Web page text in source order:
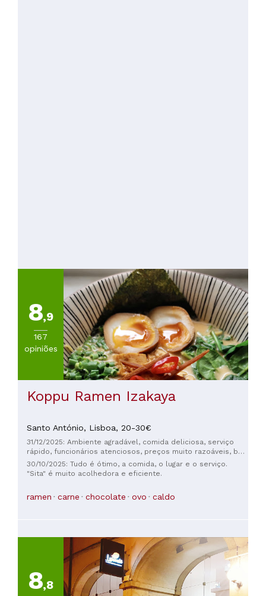
8,9
167
opiniões
Koppu Ramen Izakaya
Santo António, Lisboa, 20-30€
31/12/2025: Ambiente agradável, comida deliciosa, serviço
rápido, funcionários atenciosos, preços muito razoáveis, boa
carta de vinhos. Tudo perfeito!
30/10/2025: Tudo é ótimo, a comida, o lugar e o serviço.
"Sita" é muito acolhedora e eficiente.
ramen carne chocolate ovo caldo
8,8